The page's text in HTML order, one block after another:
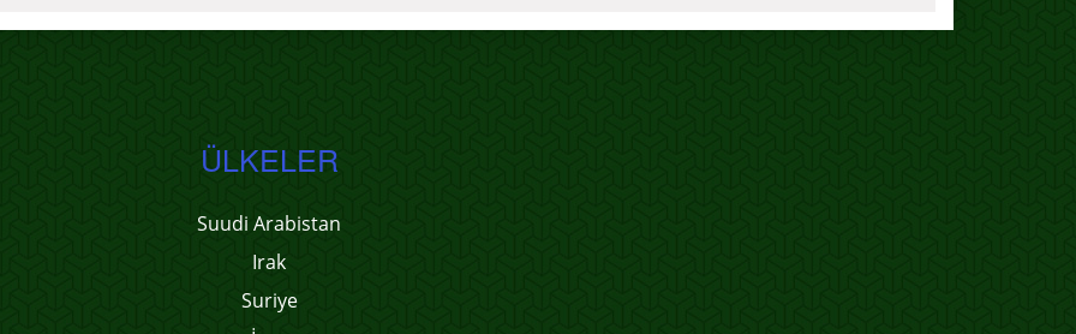
ÜLKELER
Suudi Arabistan
Irak
Suriye